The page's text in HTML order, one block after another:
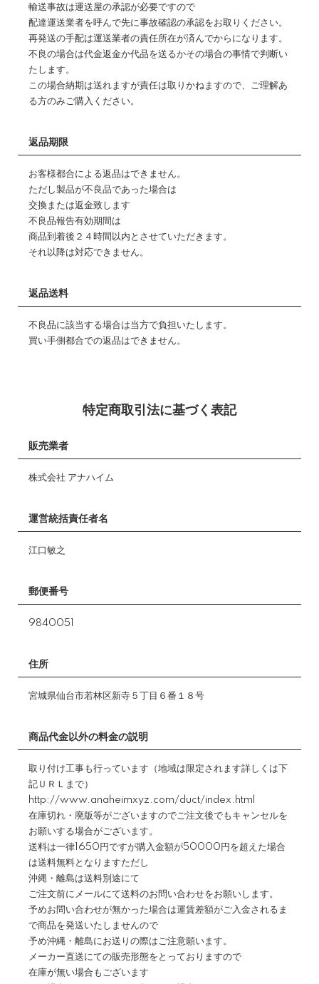
輸送事故は運送屋の承認が必要ですので
配達運送業者を呼んで先に事故確認の承認をお取りください。
再発送の手配は運送業者の責任所在が済んでからになります。
不良の場合は代金返金か代品を送るかその場合の事情で判断い
たします。
この場合納期は送れますが責任は取りかねますので、ご理解あ
る方のみご購入ください。
返品期限
お客様都合による返品はできません。
ただし製品が不良品であった場合は
交換または返金致します
不良品報告有効期間は
商品到着後２４時間以内とさせていただきます。
それ以降は対応できません。
返品送料
不良品に該当する場合は当方で負担いたします。
買い手側都合での返品はできません。
特定商取引法に基づく表記
販売業者
株式会社 アナハイム
運営統括責任者名
江口敏之
郵便番号
9840051
住所
宮城県仙台市若林区新寺５丁目６番１８号
商品代金以外の料金の説明
取り付け工事も行っています（地域は限定されます詳しくは下
記ＵＲＬまで）
http://www.anaheimxyz.com/duct/index.html
在庫切れ・廃版等がございますのでご注文後でもキャンセルを
お願いする場合がございます。
送料は一律1650円ですが購入金額が50000円を超えた場合
は送料無料となりますただし
沖縄・離島は送料別途にて
ご注文前にメールにて送料のお問い合わせをお願いします。
予めお問い合わせが無かった場合は運賃差額がご入金されるま
で商品を発送いたしませんので
予め沖縄・離島にお送りの際はご注意願います。
メーカー直送にての販売形態をとっておりますので
在庫が無い場合もございます